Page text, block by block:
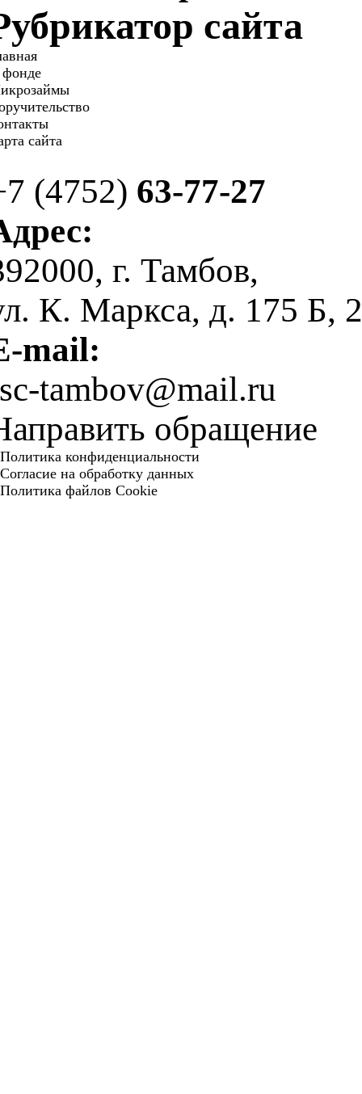
сайта
сайта
(4752) 63-77-27
г. Тамбов,
К. Маркса, д. 175 Б,
mail:
tambov@mail.ru
обращение
Политика конфиденциальности
Согласие на обработку данных
Политика файлов Cookie